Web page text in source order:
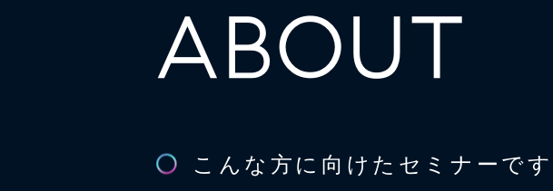
ABOUT
こんな方に向けたセミナーです